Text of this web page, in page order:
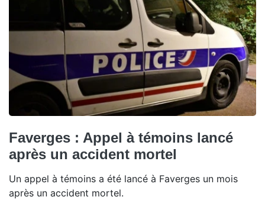
Faverges : Appel à témoins lancé
après un accident mortel
Un appel à témoins a été lancé à Faverges un mois
après un accident mortel.